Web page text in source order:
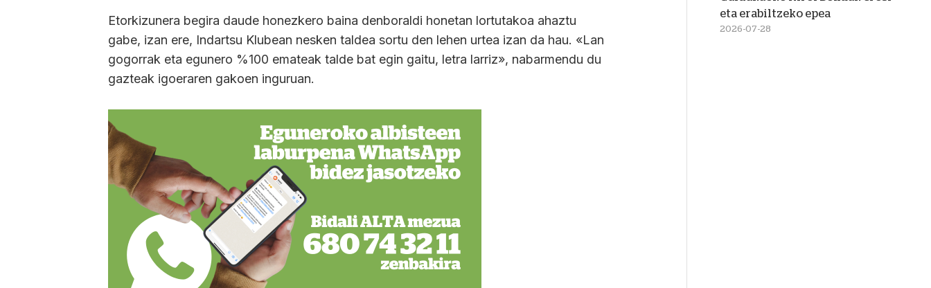
Etorkizunera begira daude honezkero baina denboraldi honetan lortutakoa ahaztu
gabe, izan ere, Indartsu Klubean nesken taldea sortu den lehen urtea izan da hau. «Lan
gogorrak eta egunero %100 emateak talde bat egin gaitu, letra larriz», nabarmendu du
gazteak igoeraren gakoen inguruan.
eta erabiltzeko epea
2026-07-28